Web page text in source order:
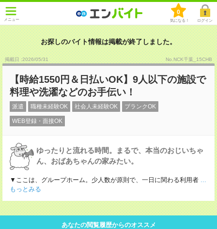
メニュー
0
気になる！ ログイン
お探しのバイト情報は掲載が終了しました。
掲載日 :2026/05/31 No.NCK千葉_15CHB
【時給1550円＆日払いOK】9人以下の施設で
料理や洗濯などのお手伝い！
派遣 職種未経験OK 社会人未経験OK ブランクOK
WEB登録・面接OK
ゆったりと流れる時間。まるで、本当のおじいちゃ
ん、おばあちゃんの家みたい。
▼ここは、グループホーム。少人数が原則で、一日に関わる利用者 ...
もっとみる
あなたの閲覧履歴からのオススメ